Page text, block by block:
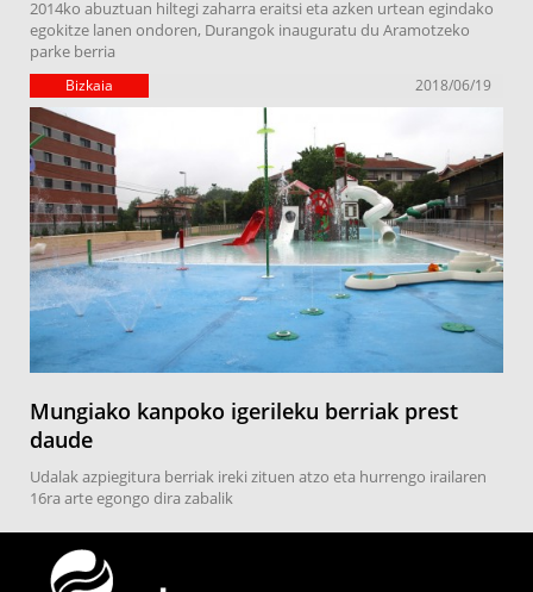
2014ko abuztuan hiltegi zaharra eraitsi eta azken urtean egindako
egokitze lanen ondoren, Durangok inauguratu du Aramotzeko
parke berria
Bizkaia 2018/06/19
Mungiako kanpoko igerileku berriak prest
daude
Udalak azpiegitura berriak ireki zituen atzo eta hurrengo irailaren
16ra arte egongo dira zabalik